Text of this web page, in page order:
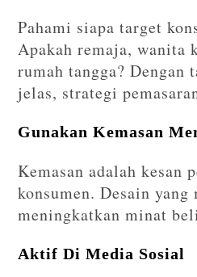
Pahami siapa target
Apakah remaja, wanita
rumah tangga? Dengan
jelas, strategi
Gunakan Kemasan
Kemasan adalah kesan
konsumen. Desain yang
meningkatkan minat
Aktif Di Media Sosial